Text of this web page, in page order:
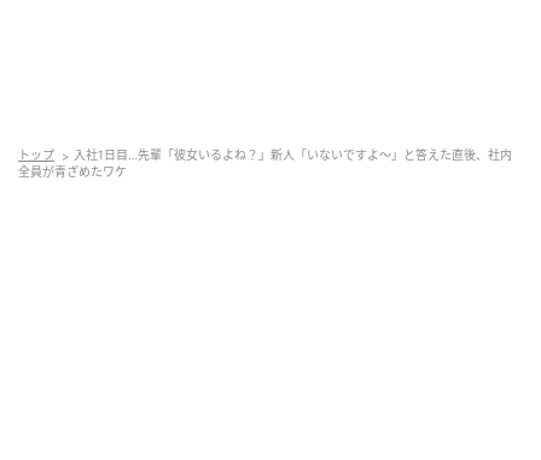
トップ
入社1日目…先輩「彼女いるよね？」新人「いないですよ〜」と答えた直後、社内
全員が青ざめたワケ